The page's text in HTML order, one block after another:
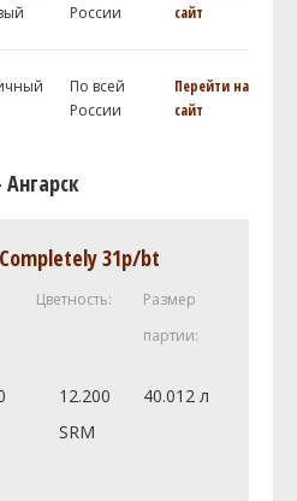
России
сайт
По всей
России
Перейти на
сайт
31p/bt
Цветность:
Размер
партии:
12.200
SRM
40.012 л